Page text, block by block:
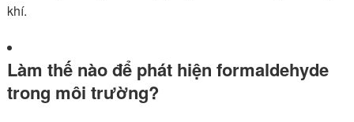
khí.
Làm thế nào để phát hiện formaldehyde
trong môi trường?